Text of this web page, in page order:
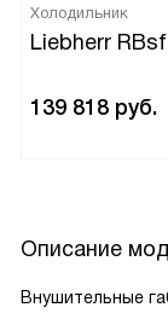
Холодильник
Liebherr
139 818 руб.
Описание
Внушительные